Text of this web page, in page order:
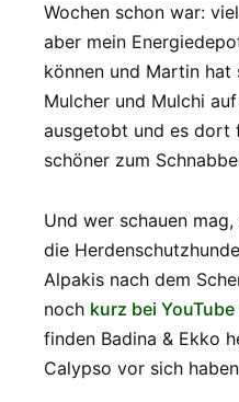
Wochen schon war:
aber mein
können und Martin
Mulcher und Mulchi
ausgetobt und es dort
schöner zum
Und wer schauen
die
Alpakis nach dem
noch kurz bei
finden Badina & Ekko
Calypso vor sich